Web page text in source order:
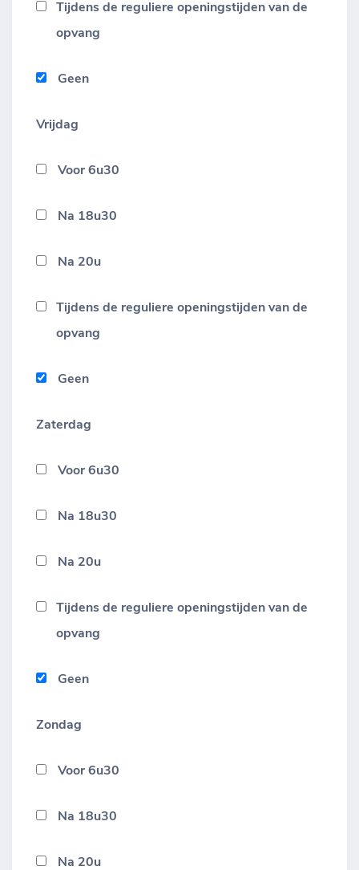
Tijdens de reguliere openingstijden van de
opvang
Geen
Vrijdag
Voor 6u30
Na 18u30
Na 20u
Tijdens de reguliere openingstijden van de
opvang
Geen
Zaterdag
Voor 6u30
Na 18u30
Na 20u
Tijdens de reguliere openingstijden van de
opvang
Geen
Zondag
Voor 6u30
Na 18u30
Na 20u